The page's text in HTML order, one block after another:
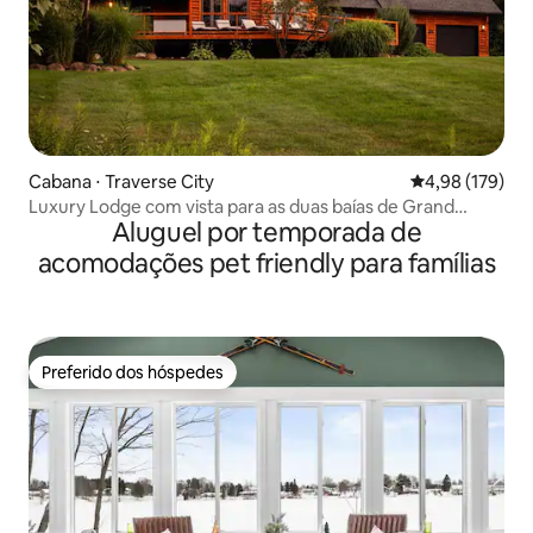
Cabana ⋅ Traverse City 4,98 de uma
4,98 (179)
Luxury Lodge com vista para as duas baías de Grand
Aluguel por temporada de
acomodações pet friendly para famílias
Preferido dos hóspedes
Preferido dos hóspedes